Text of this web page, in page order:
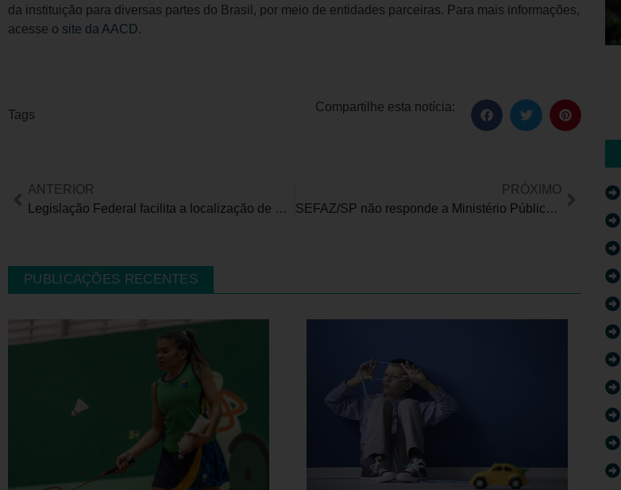
da instituição para diversas partes do Brasil, por meio de entidades parceiras. Para mais informações,
acesse o site da AACD.
Tags
Compartilhe esta notícia:
ANTERIOR
Legislação Federal facilita a localização de doadores de medula óssea
PRÓXIMO
SEFAZ/SP não responde a Ministério Público sobre isenção de IPVA PcD
PUBLICAÇÕES RECENTES